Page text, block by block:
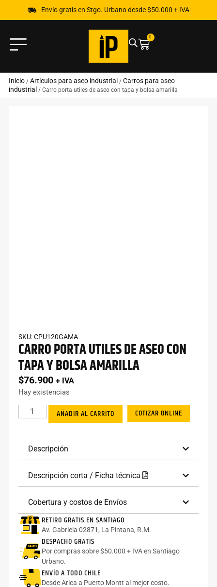
Envío gratis en Stgo. Urbano desde $50.000 + IVA
0
Inicio/ Artículos para aseo industrial / Carros para aseo
industrial / Carro porta utiles de aseo con tapa y bolsa amarilla
SKU: CPU120GAMA
CARRO PORTA UTILES DE ASEO CON
TAPA Y BOLSA AMARILLA
$76.900 + IVA
Hay existencias
AÑADIR AL CARRITO COTIZAR ONLINE
Descripción
Descripción corta / Ficha técnica
Cobertura y costos de Envíos
RETIRO GRATIS EN SANTIAGO
Av. Gabriela 02871, La Pintana, R.M.
DESPACHO GRATIS
Por compras sobre $50.000 + IVA en Santiago
Urbano.
ENVÍO A TODO CHILE
Desde Arica a Puerto Montt al mejor costo.